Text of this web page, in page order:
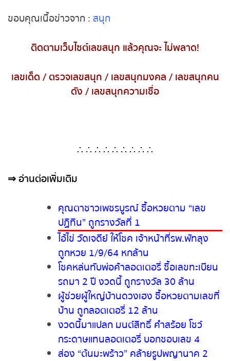
ตรวจเลขสนุก/เลขสนุกมงคล
คุณตาชาวเพชรบูรณ์ ซื้อหวยตาม “เลข
ปฏิทิน” ถูกรางวัลที่ 1
ไอ้ไข่ วัดเจดีย์ ให้โชค เจ้าหน้าที่รพ.พัทลุง
ถูกหวย 1/9/64 หกล้าน
โชคหล่นทับพ่อค้าลอตเตอรี่ ซื้อเลข
ทะเบียนรถมา 2 ปี งวดนี้ ถูกรางวัล 30
ล้าน
ผู้ช่วยผู้ใหญ่บ้านดวงเฮง ซื้อหวยตามเลข
ที่บ้าน ถูกลอตเตอรี่ 12 ล้าน
งวดนี้มาแปลก มนต์สิทธิ์ คำสร้อย โชว์